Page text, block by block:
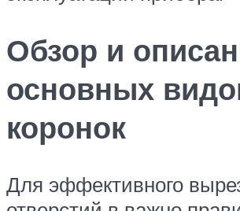
Обзор и
основных
коронок
Для эффективного